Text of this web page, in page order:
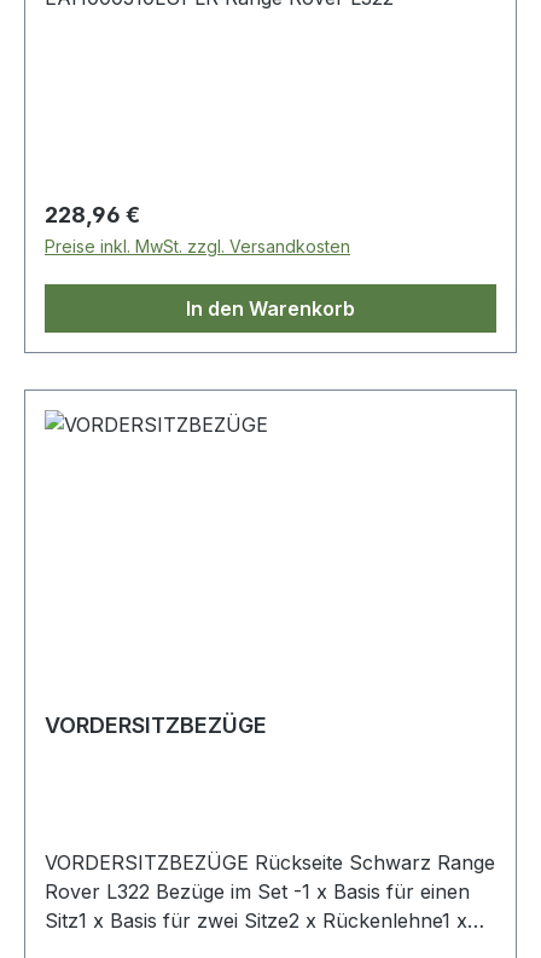
Regulärer Preis:
228,96 €
Preise inkl. MwSt. zzgl. Versandkosten
In den Warenkorb
VORDERSITZBEZÜGE
VORDERSITZBEZÜGE Rückseite Schwarz Range
Rover L322 Bezüge im Set -1 x Basis für einen
Sitz1 x Basis für zwei Sitze2 x Rückenlehne1 x